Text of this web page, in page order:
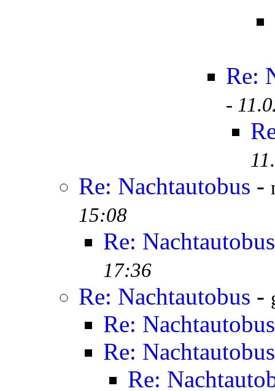
Re:
-
Re: Nachtautobus -
15:08
Re: Nachtautobus
17:36
Re: Nachtautobus -
Re: Nachtautobus
Re: Nachtautobus
Re: